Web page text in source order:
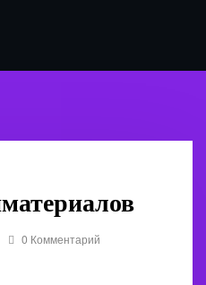
0 Комментарий